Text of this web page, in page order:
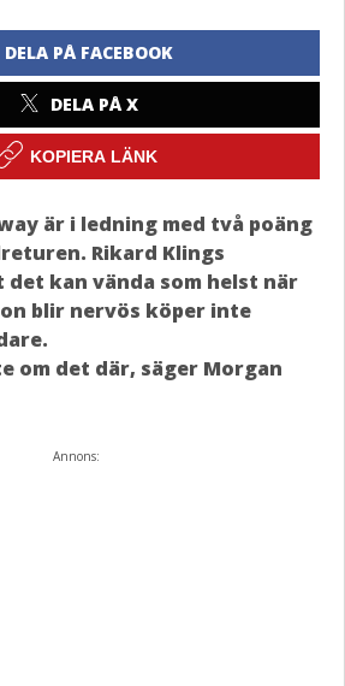
DELA PÅ FACEBOOK
DELA PÅ X
KOPIERA LÄNK
är i ledning med två poäng
Rikard Klings
kan vända som helst när
blir nervös köper inte
om det där, säger Morgan
Annons: